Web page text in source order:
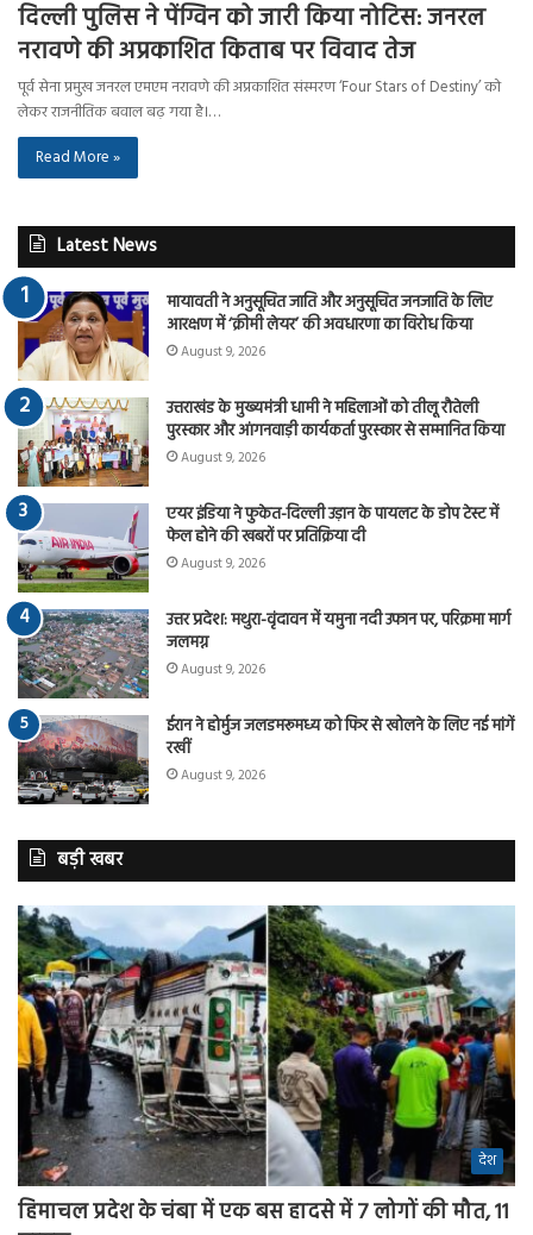
दिल्ली पुलिस ने पेंग्विन को जारी किया नोटिस: जनरल
नरावणे की अप्रकाशित किताब पर विवाद तेज
पूर्व सेना प्रमुख जनरल एमएम नरावणे की अप्रकाशित संस्मरण ‘Four Stars of Destiny’ को
लेकर राजनीतिक बवाल बढ़ गया है।…
Read More »
Latest News
मायावती ने अनुसूचित जाति और अनुसूचित जनजाति के लिए
आरक्षण में ‘क्रीमी लेयर’ की अवधारणा का विरोध किया
August 9, 2026
उत्तराखंड के मुख्यमंत्री धामी ने महिलाओं को तीलू रौतेली
पुरस्कार और आंगनवाड़ी कार्यकर्ता पुरस्कार से सम्मानित किया
August 9, 2026
एयर इंडिया ने फुकेत-दिल्ली उड़ान के पायलट के डोप टेस्ट में
फेल होने की खबरों पर प्रतिक्रिया दी
August 9, 2026
उत्तर प्रदेश: मथुरा-वृंदावन में यमुना नदी उफान पर, परिक्रमा मार्ग
जलमग्न
August 9, 2026
ईरान ने होर्मुज जलडमरूमध्य को फिर से खोलने के लिए नई मांगें
रखीं
August 9, 2026
बड़ी खबर
देश
हिमाचल प्रदेश के चंबा में एक बस हादसे में 7 लोगों की मौत, 11